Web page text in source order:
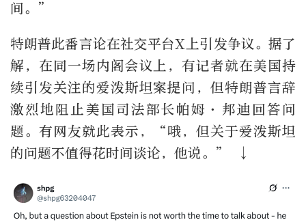
间。”
特朗普此番言论在社交平台X上引发争议。据了
解，在同一场内阁会议上，有记者就在美国持
续引发关注的爱泼斯坦案提问，但特朗普言辞
激烈地阻止美国司法部长帕姆·邦迪回答问
题。有网友就此表示，“哦，但关于爱泼斯坦
的问题不值得花时间谈论，他说。” ↓